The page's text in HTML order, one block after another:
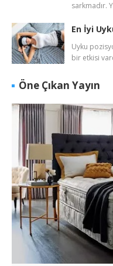
sarkmadır.
En İyi
Uyku
bir etkisi
Öne Çıkan Yayın